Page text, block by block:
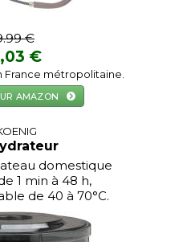
€
€
France métropolitaine.
AMAZON
domestique
1 min à 48 h,
de 40 à 70°C.